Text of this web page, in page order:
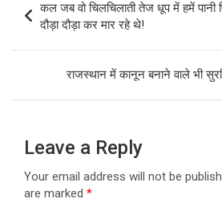
navigation
कल जब वो चिलचिलाती तेज धूप में हमें पानी
दौड़ा दौड़ा कर मार रहे थे!
राजस्थान में कानून बनाने वाले भी
Leave a Reply
Your email address will not be
are marked *